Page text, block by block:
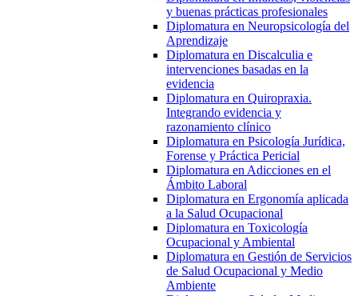
y buenas prácticas profesionales
Diplomatura en Neuropsicología del
Aprendizaje
Diplomatura en Discalculia e
intervenciones basadas en la
evidencia
Diplomatura en Quiropraxia.
Integrando evidencia y
razonamiento clínico
Diplomatura en Psicología Jurídica,
Forense y Práctica Pericial
Diplomatura en Adicciones en el
Ámbito Laboral
Diplomatura en Ergonomía aplicada
a la Salud Ocupacional
Diplomatura en Toxicología
Ocupacional y Ambiental
Diplomatura en Gestión de Servicios
de Salud Ocupacional y Medio
Ambiente